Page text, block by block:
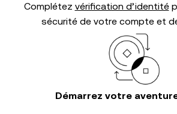
Complétez vérification d’identité
sécurité de votre compte et
Démarrez votre